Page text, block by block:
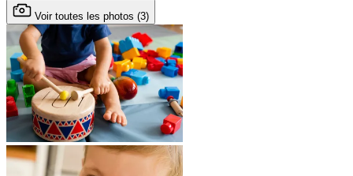
Voir toutes les photos (3)